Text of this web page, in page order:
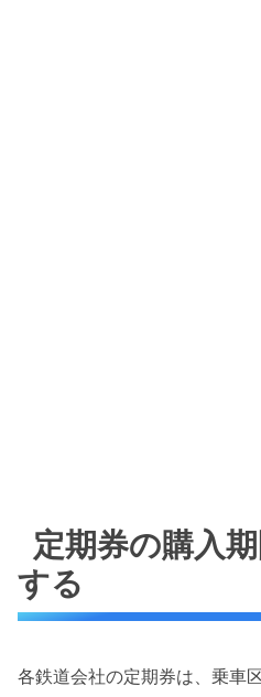
定期券の購入
する
各鉄道会社の定期券は、乗車